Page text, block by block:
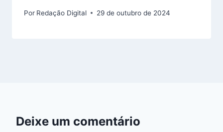
Por Redação Digital 29 de outubro de 2024
Deixe um comentário